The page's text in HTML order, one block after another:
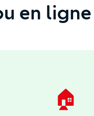
en ligne
🏠